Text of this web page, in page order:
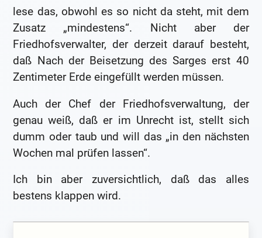
lese das, obwohl es so nicht da steht, mit dem
Zusatz „mindestens“. Nicht aber der
Friedhofsverwalter, der derzeit darauf besteht,
daß Nach der Beisetzung des Sarges erst 40
Zentimeter Erde eingefüllt werden müssen.
Auch der Chef der Friedhofsverwaltung, der
genau weiß, daß er im Unrecht ist, stellt sich
dumm oder taub und will das „in den nächsten
Wochen mal prüfen lassen“.
Ich bin aber zuversichtlich, daß das alles
bestens klappen wird.